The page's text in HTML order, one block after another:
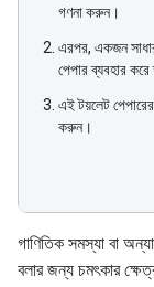
গণনা করুন।
এরপর, একজন
পেপার ব্যবহার
এই টয়লেট
করুন।
গাণিতিক সমস্যা বা
বলার জন্য চমৎকার